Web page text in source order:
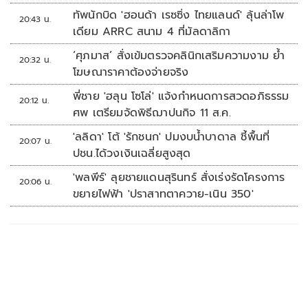
20:43 น.
ทัพนักบิด 'ฮอนด้า เรซซิ่ง ไทยแลนด์' ลุ้นล่าโพ
เดียม ARRC สนาม 4 ที่มัลดาลิกา
20:32 น.
‘ศุภมาส’ สั่งเข้มตรวจคลินิกเสริมความงาม ย้ำ
โฆษณาราคาต้องจ่ายจริง
20:12 น.
พี่ชาย 'ฮลุน โซโล่' แจ้งกำหนดการสวดอภิธรรม
ศพ เตรียมจัดพิธีฌาปนกิจ 11 ส.ค.
20:07 น.
'ลลิดา' โต้ 'รักชนก' ปมงบน้ำบาดาล ชี้พื้นที่
ปชน.ได้วงเงินเฉลี่ยสูงสุด
20:06 น.
'พลพีร์' ลุยชายแดนสุรินทร์ สั่งเร่งรัดโครงการ
ขยายไฟฟ้า 'ปราสาทตาควาย-เนิน 350'